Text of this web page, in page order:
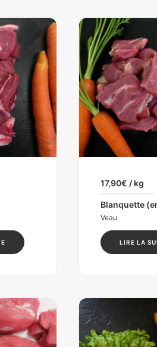
17,90€ / kg
Blanquette
Veau
LIRE LA